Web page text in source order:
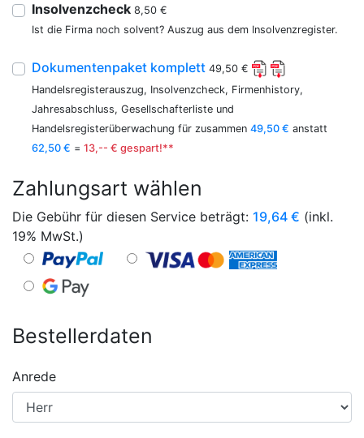
Insolvenzcheck 8,50 €
Ist die Firma noch solvent? Auszug aus dem Insolvenzregister.
Dokumentenpaket komplett 49,50 €
Handelsregisterauszug, Insolvenzcheck, Firmenhistory,
Jahresabschluss, Gesellschafterliste und
Handelsregisterüberwachung für zusammen 49,50 € anstatt
62,50 € = 13,-- € gespart!**
Zahlungsart wählen
Die Gebühr für diesen Service beträgt: 19,64 € (inkl.
19% MwSt.)
Bestellerdaten
Anrede